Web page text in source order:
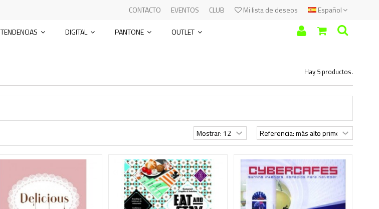
Español
Mi lista de deseos
CLUB
EVENTOS
CONTACTO
TENDENCIAS DIGITAL PANTONE OUTLET
Hay 5 productos.